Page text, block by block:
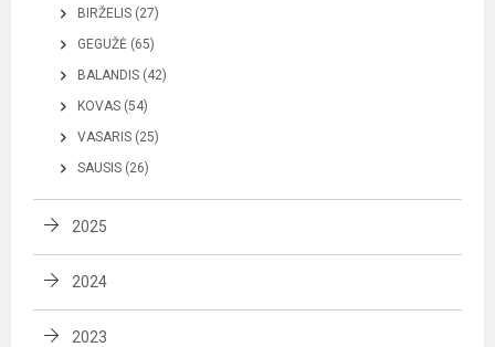
BIRŽELIS (27)
GEGUŽĖ (65)
BALANDIS (42)
KOVAS (54)
VASARIS (25)
SAUSIS (26)
2025
2024
2023